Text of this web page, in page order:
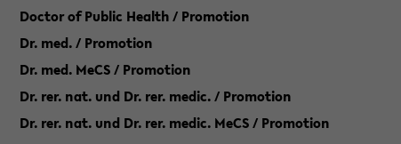
Doctor of Public Health / Promotion
Dr. med. / Promotion
Dr. med. MeCS / Promotion
Dr. rer. nat. und Dr. rer. medic. / Promotion
Dr. rer. nat. und Dr. rer. medic. MeCS / Promotion